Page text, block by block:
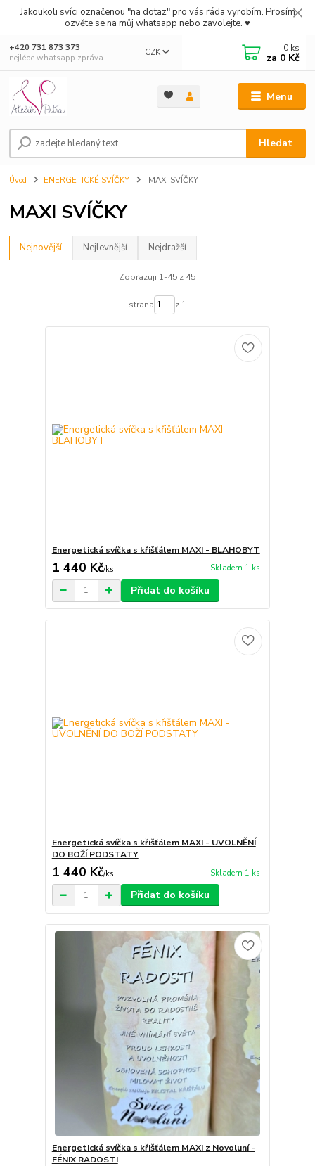
Jakoukoli svíci označenou "na dotaz" pro vás ráda vyrobím. Prosím
ozvěte se na můj whatsapp nebo zavolejte. ♥
Menu
CZK
Hledat
+420 731 873 373
nejlépe whatsapp zpráva
0 ks
za 0 Kč
Úvod ENERGETICKÉ SVÍČKY MAXI SVÍČKY
MAXI SVÍČKY
Nejnovější Nejlevnější Nejdražší
Zobrazuji 1-45 z 45
strana z 1
Energetická svíčka s křišťálem MAXI - BLAHOBYT
1 440 Kč/ks Skladem 1 ks
Přidat do košíku
Energetická svíčka s křišťálem MAXI - UVOLNĚNÍ
DO BOŽÍ PODSTATY
1 440 Kč/ks Skladem 1 ks
Přidat do košíku
Energetická svíčka s křišťálem MAXI z Novoluní -
FÉNIX RADOSTI